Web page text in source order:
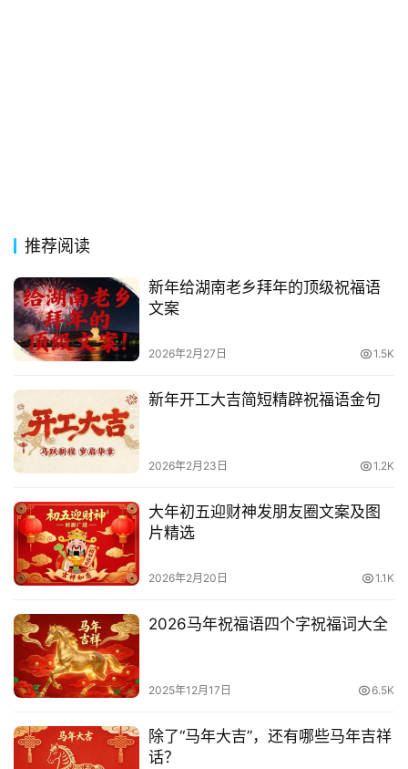
推荐阅读
新年给湖南老乡拜年的顶级祝福语
文案
2026年2月27日 1.5K
新年开工大吉简短精辟祝福语金句
2026年2月23日 1.2K
大年初五迎财神发朋友圈文案及图
片精选
2026年2月20日 1.1K
2026马年祝福语四个字祝福词大全
2025年12月17日 6.5K
除了“马年大吉”，还有哪些马年吉祥
话？